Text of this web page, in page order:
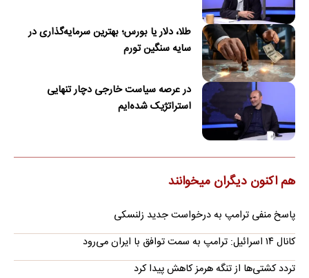
طلا، دلار یا بورس؛ بهترین سرمایه‌گذاری در
سایه سنگین تورم
در عرصه سیاست خارجی دچار تنهایی
استراتژیک شده‌ایم
هم اکنون دیگران میخوانند
پاسخ منفی ترامپ به درخواست جدید زلنسکی
کانال ۱۴ اسرائیل: ترامپ به سمت توافق با ایران می‌رود
تردد کشتی‌ها از تنگه هرمز کاهش پیدا کرد